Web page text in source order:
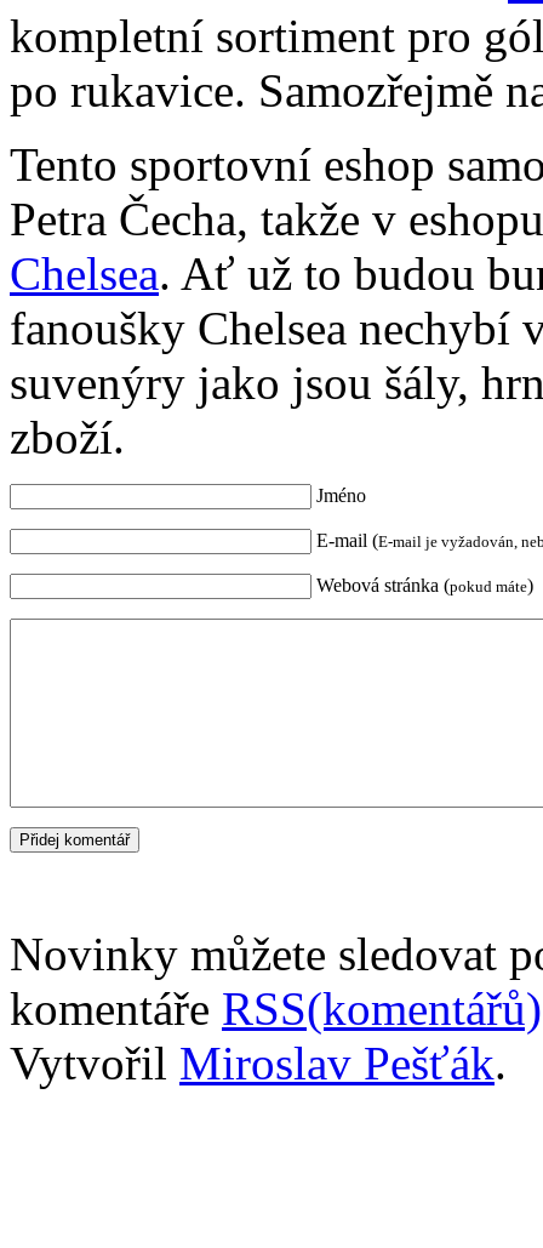
kompletní sortiment pro
po rukavice. Samozřejmě
Tento sportovní eshop
Petra Čecha, takže v
Chelsea. Ať už to budou
fanoušky Chelsea nechybí
suvenýry jako jsou šály,
zboží.
Jméno
E-mail (E-mail je vyžadován,
Webová stránka (pokud máte)
Novinky můžete sledovat
komentáře RSS(komentářů)
Vytvořil Miroslav Pešťák.